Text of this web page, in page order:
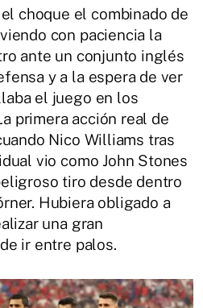
choque el combinado de
con paciencia la
ante un conjunto inglés
y a la espera de ver
el juego en los
primera acción real de
Nico Williams tras
vio como John Stones
tiro desde dentro
Hubiera obligado a
una gran
ir entre palos.